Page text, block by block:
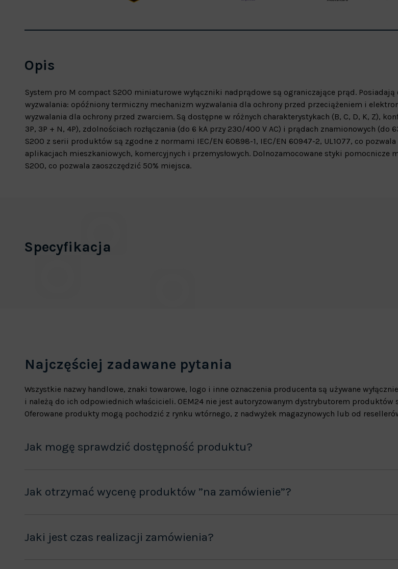
Opis
System pro M compact S200 miniaturowe wyłączniki nadprądowe są ograniczające prąd. Posiadają
wyzwalania: opóźniony termiczny mechanizm wyzwalania dla ochrony przed przeciążeniem i
wyzwalania dla ochrony przed zwarciem. Są dostępne w różnych charakterystykach (B, C, D, K, Z),
3P, 3P + N, 4P), zdolnościach rozłączania (do 6 kA przy 230/400 V AC) i prądach znamionowych (do
S200 z serii produktów są zgodne z normami IEC/EN 60898-1, IEC/EN 60947-2, UL1077, co
aplikacjach mieszkaniowych, komercyjnych i przemysłowych. Dolnozamocowane styki pomocnicze
S200, co pozwala zaoszczędzić 50% miejsca.
Specyfikacja
Najczęściej zadawane pytania
Wszystkie nazwy handlowe, znaki towarowe, logo i inne oznaczenia producenta są używane
i należą do ich odpowiednich właścicieli. OEM24 nie jest autoryzowanym dystrybutorem produktów
Oferowane produkty mogą pochodzić z rynku wtórnego, z nadwyżek magazynowych lub od
Jak mogę sprawdzić dostępność produktu?
Jak otrzymać wycenę produktów ”na zamówienie”?
Jaki jest czas realizacji zamówienia?